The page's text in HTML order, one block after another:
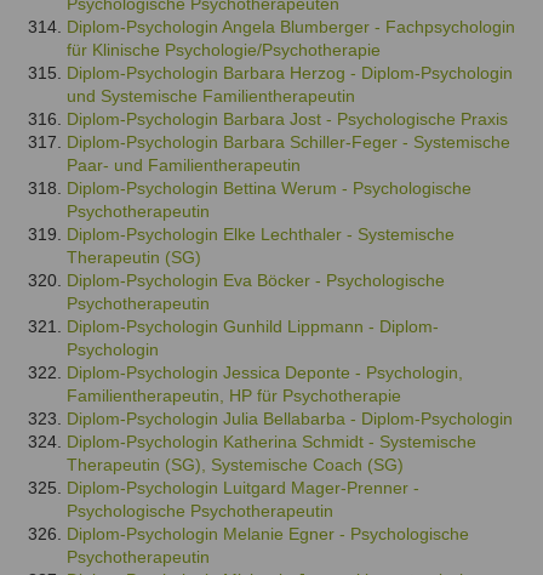
Diplom-Psychologin Angela Blumberger - Fachpsychologin
für Klinische Psychologie/Psychotherapie
Diplom-Psychologin Barbara Herzog - Diplom-Psychologin
und Systemische Familientherapeutin
Diplom-Psychologin Barbara Jost - Psychologische Praxis
Diplom-Psychologin Barbara Schiller-Feger - Systemische
Paar- und Familientherapeutin
Diplom-Psychologin Bettina Werum - Psychologische
Psychotherapeutin
Diplom-Psychologin Elke Lechthaler - Systemische
Therapeutin (SG)
Diplom-Psychologin Eva Böcker - Psychologische
Psychotherapeutin
Diplom-Psychologin Gunhild Lippmann - Diplom-
Psychologin
Diplom-Psychologin Jessica Deponte - Psychologin,
Familientherapeutin, HP für Psychotherapie
Diplom-Psychologin Julia Bellabarba - Diplom-Psychologin
Diplom-Psychologin Katherina Schmidt - Systemische
Therapeutin (SG), Systemische Coach (SG)
Diplom-Psychologin Luitgard Mager-Prenner -
Psychologische Psychotherapeutin
Diplom-Psychologin Melanie Egner - Psychologische
Psychotherapeutin